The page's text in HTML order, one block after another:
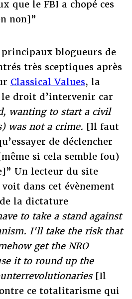
que le FBI a chopé ces
non]”
blogueurs de
très sceptiques après
Classical Values, la
le droit d’intervenir car
wanting to start a civil
was not a crime. [Il faut
de déclencher
si cela semble fou)
Un lecteur du site
voit dans cet évènement
la dictature
to take a stand against
I'll take the risk that
get the NRO
it to round up the
[Il
ce totalitarisme qui